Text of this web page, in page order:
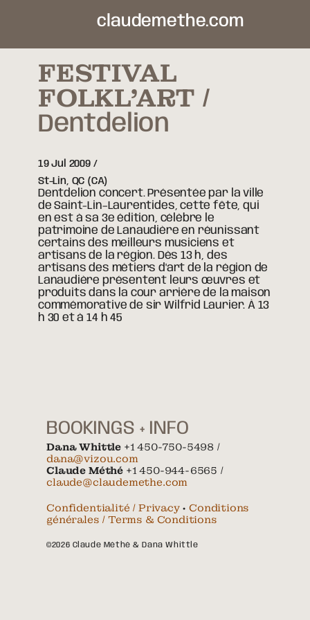
claudemethe.com
FESTIVAL
FOLKL’ART
Dentdelion
19 Jul 2009
St-Lin, QC (CA)
Dentdelion concert. Présentée par la ville
de Saint-Lin–Laurentides, cette fête, qui
en est à sa 3e édition, célèbre le
patrimoine de Lanaudière en réunissant
certains des meilleurs musiciens et
artisans de la région. Dès 13 h, des
artisans des métiers d'art de la région de
Lanaudière présentent leurs œuvres et
produits dans la cour arrière de la maison
commémorative de sir Wilfrid Laurier. À 13
h 30 et à 14 h 45
BOOKINGS + INFO
Dana Whittle +1 450-750-5498 /
dana@vizou.com
Claude Méthé +1 450-944-6565 /
claude@claudemethe.com
Confidentialité / Privacy•Conditions
générales / Terms & Conditions
©2026 Claude Méthé & Dana Whittle